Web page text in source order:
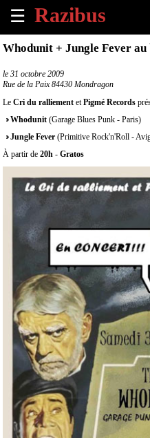
☰
×
Tous
évènements
à
venir
Annoncer
un
évènement
Contact
propos
Whodunit + Jungle Fever au
le 31 octobre 2009
Rue de la Paix 84430 Mondragon
Le Cri du ralliement etPigmé Records
Whodunit (Garage Blues Punk - Paris)
Jungle Fever (Primitive Rock'n'Roll -
À partir de 20h - Gratos